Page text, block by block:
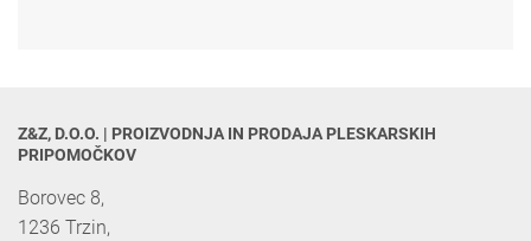
Z&Z, D.O.O. | PROIZVODNJA IN PRODAJA PLESKARSKIH
PRIPOMOČKOV
Borovec 8,
1236 Trzin,